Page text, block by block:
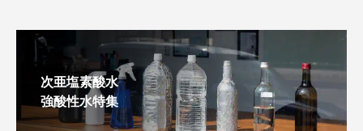
次亜塩素酸水
強酸性水特集